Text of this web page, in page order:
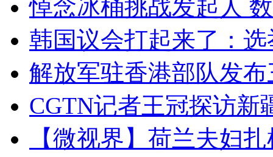
悼念冰桶挑战发起人
韩国议会打起来了：
解放军驻香港部队发
CGTN记者王冠探访新
【微视界】荷兰夫妇